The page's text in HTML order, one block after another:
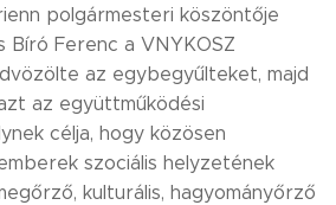
polgármesteri köszöntője
Bíró Ferenc a VNYKOSZ
az egybegyűlteket, majd
az együttműködési
célja, hogy közösen
szociális helyzetének
kulturális, hagyományőrző